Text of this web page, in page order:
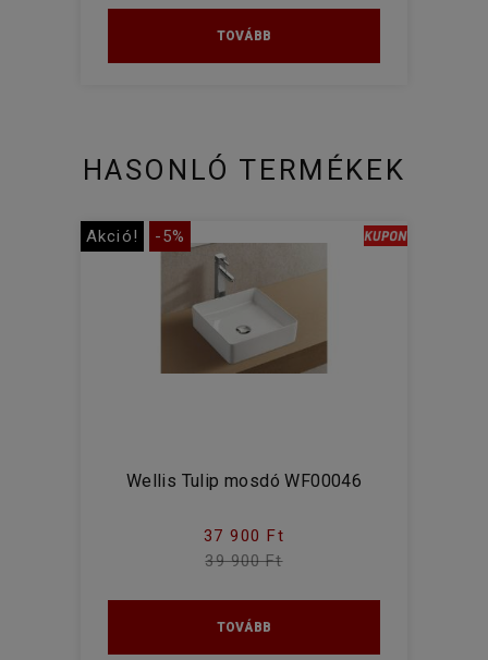
TOVÁBB
HASONLÓ TERMÉKEK
Akció! -5%
Wellis Tulip mosdó WF00046
37 900 Ft
39 900 Ft
TOVÁBB